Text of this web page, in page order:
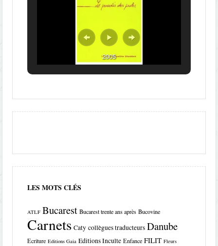
2005
LES MOTS CLÉS
ATLF Bucarest Bucarest trente ans après Bucovine
Carnets Caty collègues traducteurs Danube
Ecriture Editions Gaia Editions Inculte Enfance FILIT Fleurs